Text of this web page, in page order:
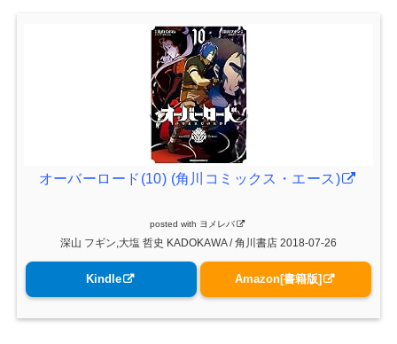
オーバーロード(10) (角川コミックス・エース)
posted with ヨメレバ
深山 フギン,大塩 哲史 KADOKAWA / 角川書店 2018-07-26
Kindle Amazon[書籍版]